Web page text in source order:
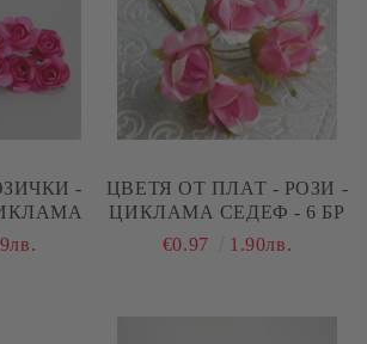
-
ЦВЕТЯ ОТ ПЛАТ - РОЗИ -
ЦИКЛАМА СЕДЕФ - 6 БР
€0.97
1.90лв.